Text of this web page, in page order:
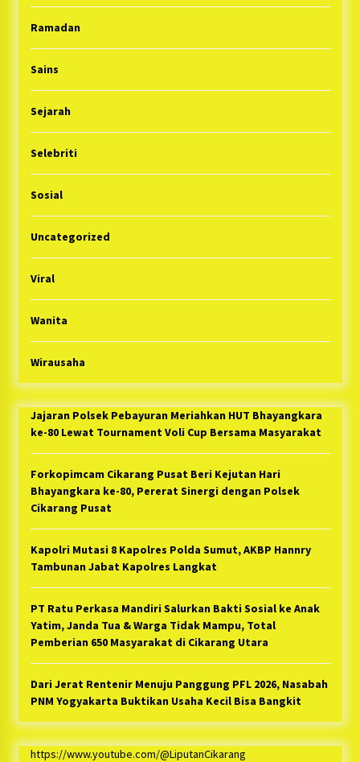
Ramadan
Sains
Sejarah
Selebriti
Sosial
Uncategorized
Viral
Wanita
Wirausaha
Jajaran Polsek Pebayuran Meriahkan HUT Bhayangkara
ke-80 Lewat Tournament Voli Cup Bersama Masyarakat
Forkopimcam Cikarang Pusat Beri Kejutan Hari
Bhayangkara ke-80, Pererat Sinergi dengan Polsek
Cikarang Pusat
Kapolri Mutasi 8 Kapolres Polda Sumut, AKBP Hannry
Tambunan Jabat Kapolres Langkat
PT Ratu Perkasa Mandiri Salurkan Bakti Sosial ke Anak
Yatim, Janda Tua & Warga Tidak Mampu, Total
Pemberian 650 Masyarakat di Cikarang Utara
Dari Jerat Rentenir Menuju Panggung PFL 2026, Nasabah
PNM Yogyakarta Buktikan Usaha Kecil Bisa Bangkit
https://www.youtube.com/@LiputanCikarang